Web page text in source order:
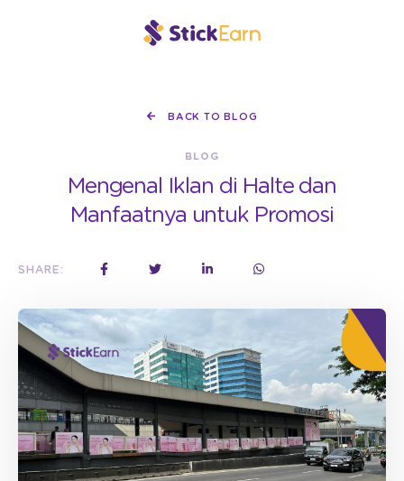
BACK TO BLOG
BLOG
Mengenal Iklan di Halte dan
Manfaatnya untuk Promosi
SHARE: